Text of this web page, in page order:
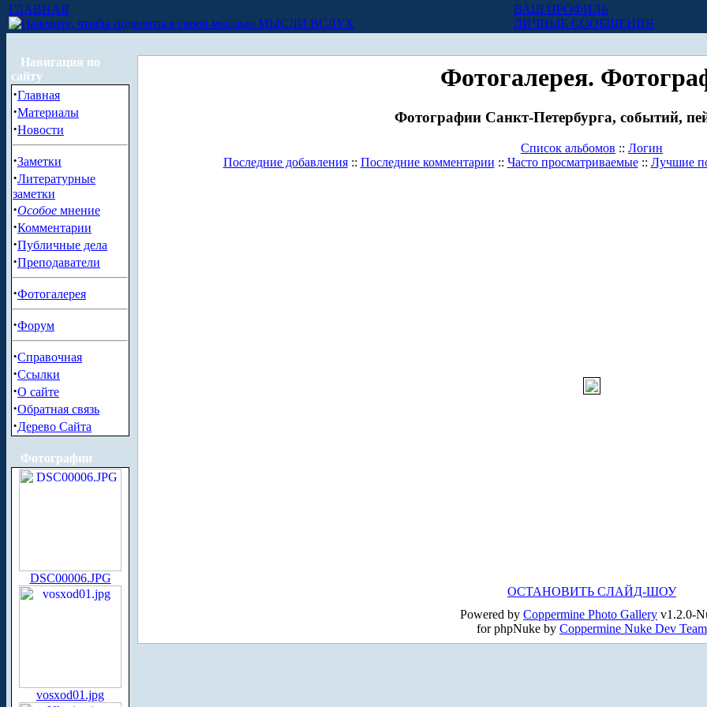
ГЛАВНАЯ
МЫСЛИ ВСЛУХ
ВАШ ПРОФИЛЬ
ЛИЧНЫЕ СООБЩЕНИЯ
Навигация по
сайту
·Главная
·Материалы
·Новости
·Заметки
·Литературные
заметки
·Особое мнение
·Комментарии
·Публичные дела
·Преподаватели
·Фотогалерея
·Форум
·Справочная
·Ссылки
·О сайте
·Обратная связь
·Дерево Сайта
Фотографии
DSC00006.JPG
vosxod01.jpg
Фотогалерея.
Фотографии Санкт-Петербурга, событий,
Список альбомов :: Логин
Последние добавления:: Последние комментарии :: Часто просматриваемые:: Лучшие
ОСТАНОВИТЬ СЛАЙД-ШОУ
Powered by Coppermine Photo Gallery v1.2.0-
for phpNuke by Coppermine Nuke Dev Team